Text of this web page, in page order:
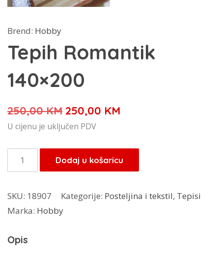
Brend: Hobby
Tepih Romantik
140×200
250,00KM Izvorna
cijena
je:
250,00 KM.
250,00 KM
250,00 KM.
U cijenu je uključen PDV
Tepih
Romantik
količina
Dodaj u košaricu
SKU: 18907 Kategorije: Posteljina i tekstil, Tepisi
Marka: Hobby
Opis